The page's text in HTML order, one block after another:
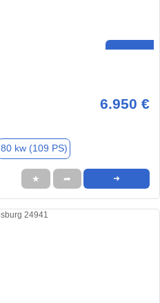
6.950 €
80 kw (109 PS)
★ ➦ ➜